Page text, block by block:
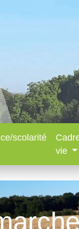
scolarité
vie